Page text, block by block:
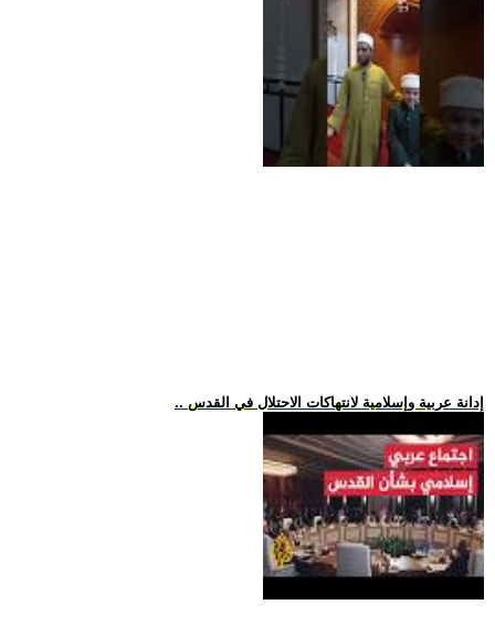
.. إدانة عربية وإسلامية لانتهاكات الاحتلال في القدس